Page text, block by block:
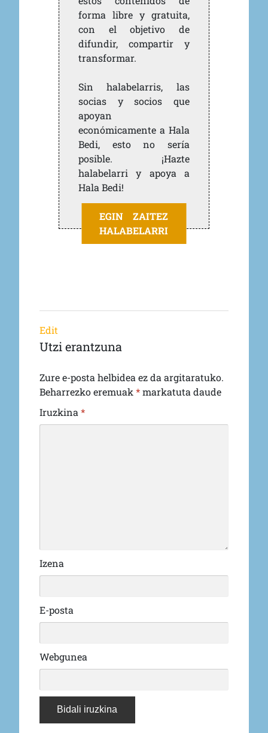
forma libre y gratuita,
con el objetivo de
difundir, compartir y
transformar.
Sin halabelarris, las
socias y socios que
apoyan
económicamente a Hala
Bedi, esto no sería
posible. ¡Hazte
halabelarri y apoya a
Hala Bedi!
EGIN ZAITEZ
HALABELARRI
Edit
Utzi erantzuna
Zure e-posta helbidea ez da argitaratuko.
Beharrezko eremuak*markatuta daude
Iruzkina*
Izena
E-posta
Webgunea